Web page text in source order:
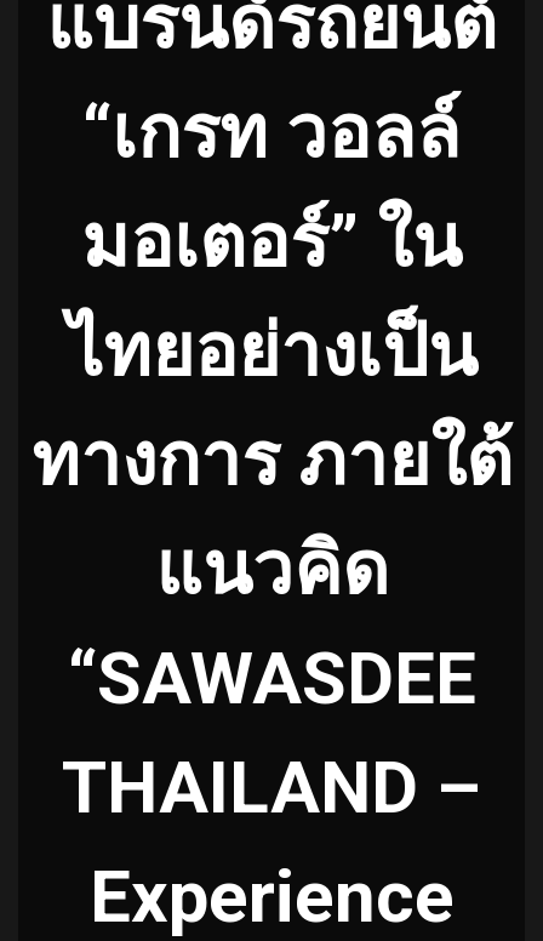
แบรนด์รถยนต์
“เกรท วอลล์
มอเตอร์” ใน
ไทยอย่างเป็น
ทางการ ภายใต้
แนวคิด
“SAWASDEE
THAILAND –
Experience